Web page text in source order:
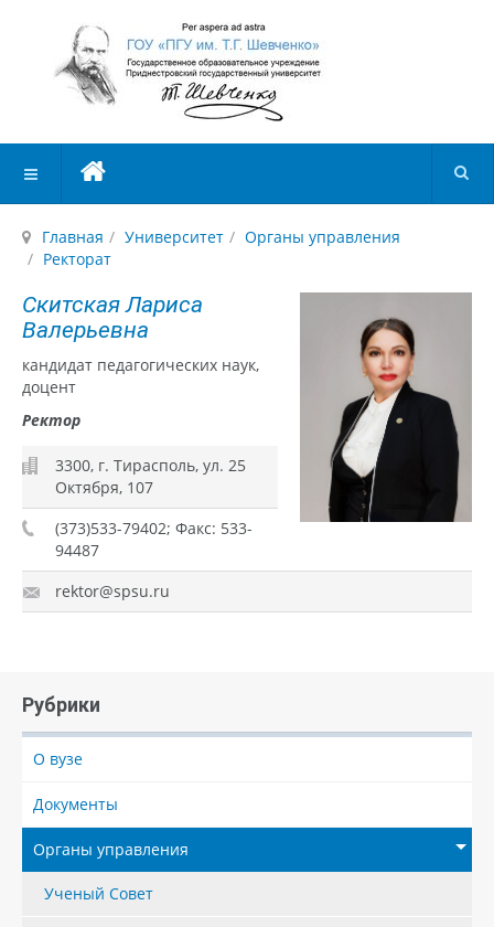
Главная Университет
Органы управления
Ректорат
Скитская Лариса
Валерьевна
кандидат педагогических наук,
доцент
Ректор
3300, г. Тирасполь, ул. 25
Октября, 107
(373)533-79402; Факс: 533-
94487
rektor@spsu.ru
Рубрики
О вузе
Документы
Органы управления
Ученый Совет